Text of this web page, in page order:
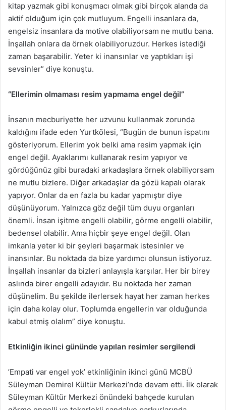
kitap yazmak gibi konuşmacı olmak gibi birçok alanda da
aktif olduğum için çok mutluyum. Engelli insanlara da,
engelsiz insanlara da motive olabiliyorsam ne mutlu bana.
İnşallah onlara da örnek olabiliyoruzdur. Herkes istediği
zaman başarabilir. Yeter ki inansınlar ve yaptıkları işi
sevsinler” diye konuştu.
“Ellerimin olmaması resim yapmama engel değil”
İnsanın mecburiyette her uzvunu kullanmak zorunda
kaldığını ifade eden Yurtkölesi, “Bugün de bunun ispatını
gösteriyorum. Ellerim yok belki ama resim yapmak için
engel değil. Ayaklarımı kullanarak resim yapıyor ve
gördüğünüz gibi buradaki arkadaşlara örnek olabiliyorsam
ne mutlu bizlere. Diğer arkadaşlar da gözü kapalı olarak
yapıyor. Onlar da en fazla bu kadar yapmıştır diye
düşünüyorum. Yalnızca göz değil tüm duyu organları
önemli. İnsan işitme engelli olabilir, görme engelli olabilir,
bedensel olabilir. Ama hiçbir şeye engel değil. Olan
imkanla yeter ki bir şeyleri başarmak istesinler ve
inansınlar. Bu noktada da bize yardımcı olunsun istiyoruz.
İnşallah insanlar da bizleri anlayışla karşılar. Her bir birey
aslında birer engelli adayıdır. Bu noktada her zaman
düşünelim. Bu şekilde ilerlersek hayat her zaman herkes
için daha kolay olur. Toplumda engellerin var olduğunda
kabul etmiş olalım” diye konuştu.
Etkinliğin ikinci gününde yapılan resimler sergilendi
’Empati var engel yok’ etkinliğinin ikinci günü MCBÜ
Süleyman Demirel Kültür Merkezi’nde devam etti. İlk olarak
Süleyman Kültür Merkezi önündeki bahçede kurulan